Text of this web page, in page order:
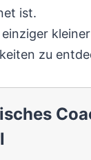
ist.
zu